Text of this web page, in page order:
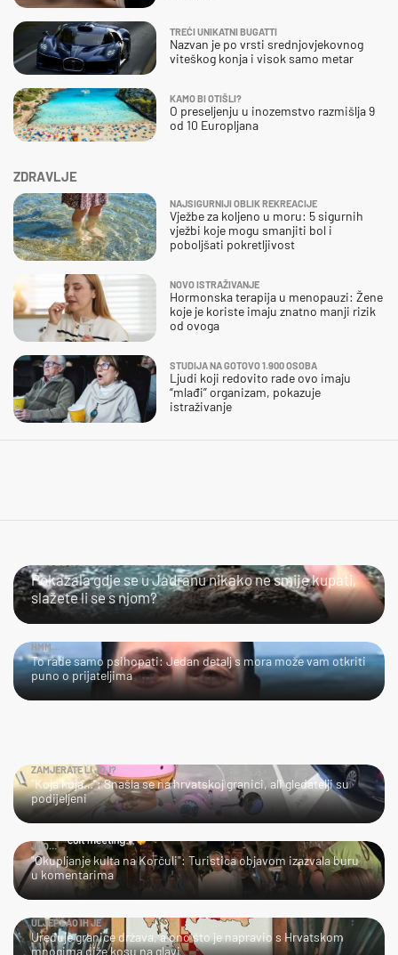
ZDRAVLJE
NAJSIGURNIJI OBLIK REKREACIJE
Vježbe za koljeno u moru: 5 sigurnih
vježbi koje mogu smanjiti bol i
poboljšati pokretljivost
NOVO ISTRAŽIVANJE
Hormonska terapija u menopauzi: Žene
koje je koriste imaju znatno manji rizik
od ovoga
STUDIJA NA GOTOVO 1.900 OSOBA
Ljudi koji redovito rade ovo imaju
“mlađi” organizam, pokazuje
istraživanje
TREĆI UNIKATNI BUGATTI
Nazvan je po vrsti srednjovjekovnog
viteškog konja i visok samo metar
KAMO BI OTIŠLI?
O preseljenju u inozemstvo razmišlja 9
od 10 Europljana
Pokazala gdje se u Jadranu nikako ne smije kupati,
slažete li se s njom?
HMM…
To rade samo psihopati: Jedan detalj s mora može vam otkriti
puno o prijateljima
ZAMJERATE LI JOJ?
"Koja kuja…": Snašla se na hrvatskoj granici, ali gledatelji su
podijeljeni
JAO…
"Okupljanje kulta na Korčuli": Turistica objavom izazvala buru
u komentarima
ULJEPŠAO IH JE
Uređuje granice država, a ono što je napravio s Hrvatskom
mnogima diže kosu na glavi